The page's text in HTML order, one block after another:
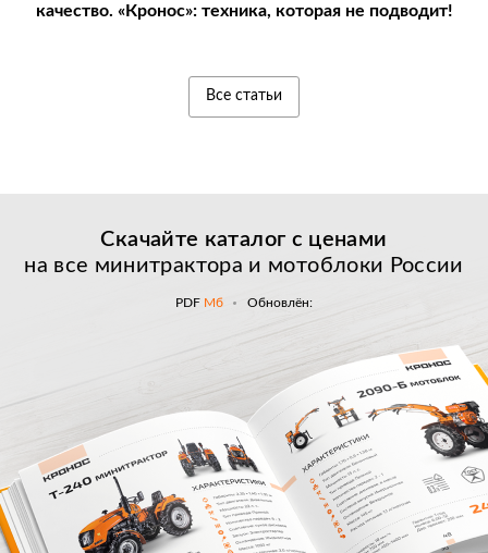
качество. «Кронос»: техника, которая не подводит!
Все статьи
Скачайте каталог с ценами
на все минитрактора и мотоблоки России
PDF Мб Обновлён: